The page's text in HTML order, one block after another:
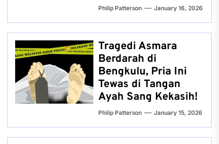
Philip Patterson January 16, 2026
Tragedi Asmara
Berdarah di
Bengkulu, Pria Ini
Tewas di Tangan
Ayah Sang Kekasih!
Philip Patterson January 15, 2026